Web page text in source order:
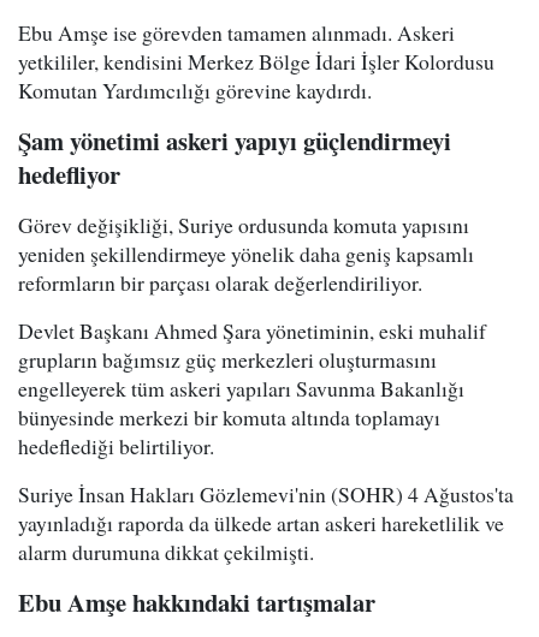
Ebu Amşe ise görevden tamamen alınmadı. Askeri
yetkililer, kendisini Merkez Bölge İdari İşler Kolordusu
Komutan Yardımcılığı görevine kaydırdı.
Şam yönetimi askeri yapıyı güçlendirmeyi
hedefliyor
Görev değişikliği, Suriye ordusunda komuta yapısını
yeniden şekillendirmeye yönelik daha geniş kapsamlı
reformların bir parçası olarak değerlendiriliyor.
Devlet Başkanı Ahmed Şara yönetiminin, eski muhalif
grupların bağımsız güç merkezleri oluşturmasını
engelleyerek tüm askeri yapıları Savunma Bakanlığı
bünyesinde merkezi bir komuta altında toplamayı
hedeflediği belirtiliyor.
Suriye İnsan Hakları Gözlemevi'nin (SOHR) 4 Ağustos'ta
yayınladığı raporda da ülkede artan askeri hareketlilik ve
alarm durumuna dikkat çekilmişti.
Ebu Amşe hakkındaki tartışmalar